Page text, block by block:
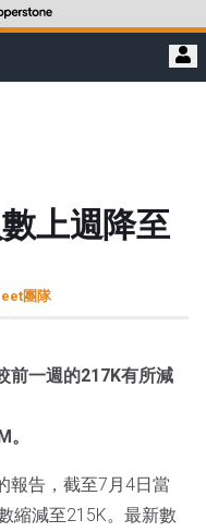
上週降至
團隊
前一週的217K有所減
報告，截至7月4日當
縮減至215K。最新數